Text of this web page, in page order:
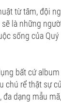
từ tâm, đội
sẽ là những
sống của Quý
bất cứ
rể thật sự
dạng mẫu